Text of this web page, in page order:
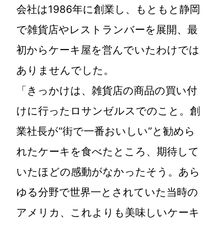
会社は1986年に創業し、もともと静岡
で雑貨店やレストランバーを展開、最
初からケーキ屋を営んでいたわけでは
ありませんでした。
「きっかけは、雑貨店の商品の買い付
けに行ったロサンゼルスでのこと。創
業社長が“街で一番おいしい”と勧めら
れたケーキを食べたところ、期待して
いたほどの感動がなかったそう。あら
ゆる分野で世界一とされていた当時の
アメリカ、これよりも美味しいケーキ